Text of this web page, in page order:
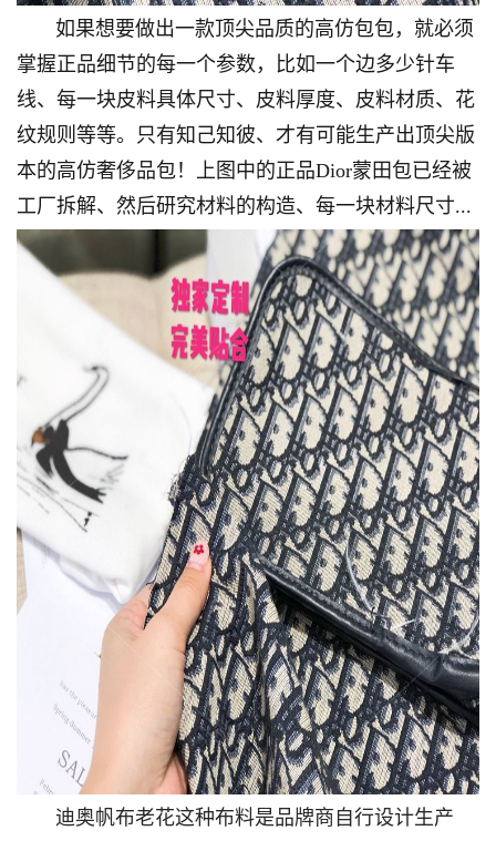
如果想要做出一款顶尖品质的高仿包包，就必须
掌握正品细节的每一个参数，比如一个边多少针车
线、每一块皮料具体尺寸、皮料厚度、皮料材质、花
纹规则等等。只有知己知彼、才有可能生产出顶尖版
本的高仿奢侈品包！上图中的正品Dior蒙田包已经被
工厂拆解、然后研究材料的构造、每一块材料尺寸...
迪奥帆布老花这种布料是品牌商自行设计生产